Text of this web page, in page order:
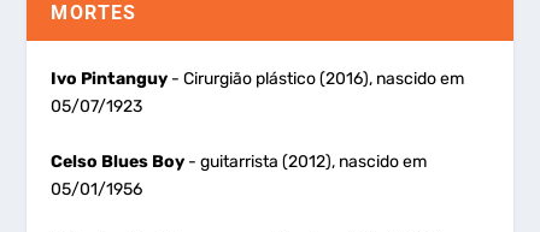
MORTES
Ivo Pintanguy - Cirurgião plástico (2016), nascido em
05/07/1923
Celso Blues Boy - guitarrista (2012), nascido em
05/01/1956